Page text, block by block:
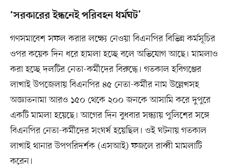
‘সরকারের ইন্ধনেই পরিবহন ধর্মঘট’
গণসমাবেশ সফল করার লক্ষ্যে নেওয়া বিএনপির বিভিন্ন কর্মসূচির
ওপর কয়েক দিন ধরে হামলা হচ্ছে বলে অভিযোগ আছে। মামলাও
করা হচ্ছে দলটির নেতা-কর্মীদের বিরুদ্ধে। গতকাল হবিগঞ্জের
লাখাই উপজেলায় বিএনপির ৪৫ নেতা-কর্মীর নাম উল্লেখসহ
অজ্ঞাতনামা আরও ১৫০ থেকে ২০০ জনকে আসামি করে দুপুরে
একটি মামলা হয়েছে। আগের দিন বুধবার সন্ধ্যায় পুলিশের সঙ্গে
বিএনপির নেতা-কর্মীদের সংঘর্ষ হয়েছিল। ওই ঘটনায় গতকাল
লাখাই থানার উপপরিদর্শক (এসআই) ফজলে রাব্বী মামলাটি
করেন।